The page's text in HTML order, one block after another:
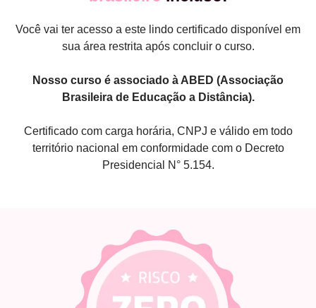
Você vai ter acesso a este lindo certificado disponível em
sua área restrita após concluir o curso.
Nosso curso é associado à ABED (Associação
Brasileira de Educação a Distância).
Certificado com carga horária, CNPJ e válido em todo
território nacional em conformidade com o Decreto
Presidencial N° 5.154.